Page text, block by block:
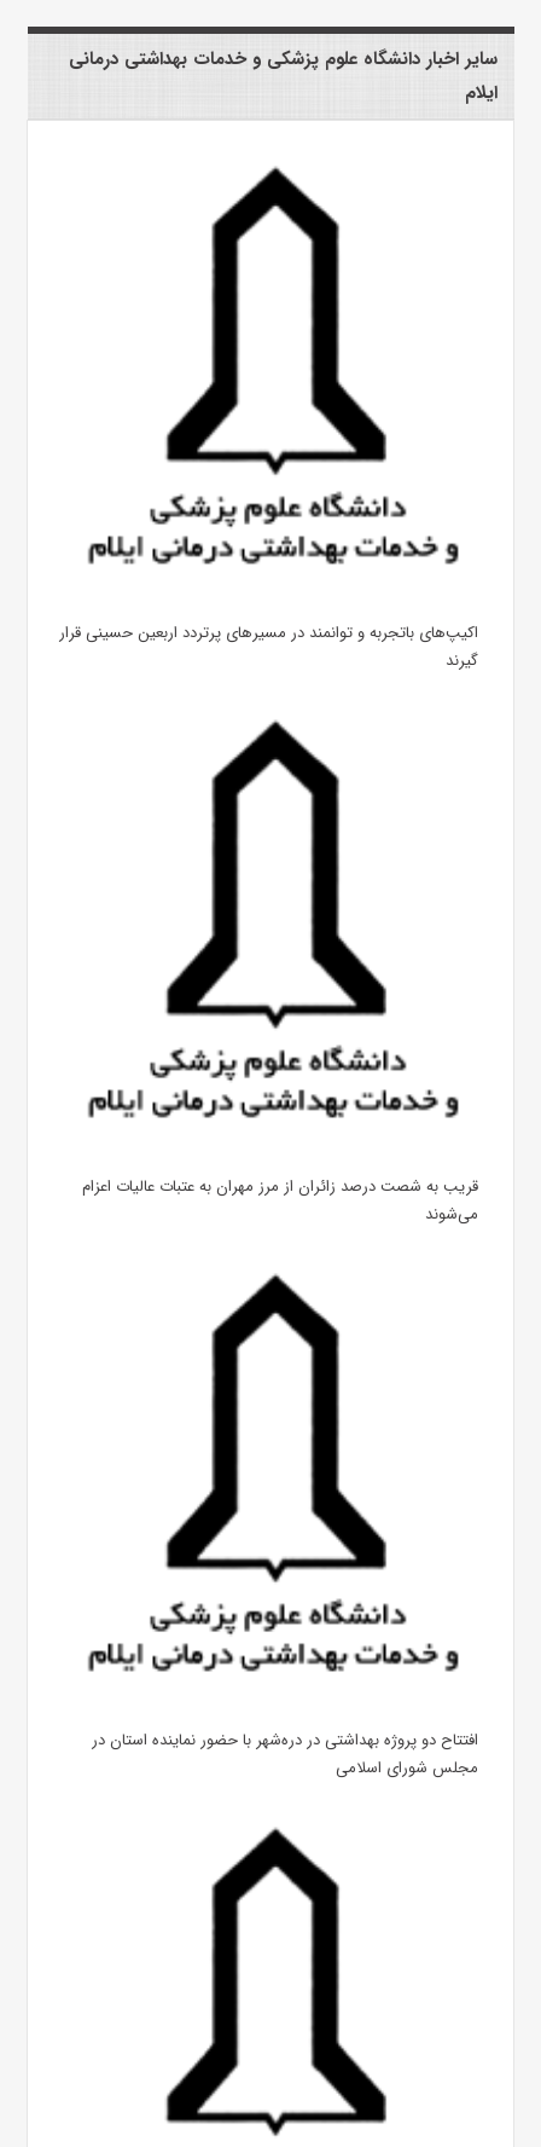
سایر اخبار دانشگاه علوم پزشکی و خدمات بهداشتی درمانی
ایلام
اکیپ‌های باتجربه و توانمند در مسیرهای پرتردد اربعین حسینی قرار
گیرند
قریب به شصت درصد زائران از مرز مهران به عتبات عالیات اعزام
می‌شوند
افتتاح دو پروژه بهداشتی در دره‌شهر با حضور نماینده استان در
مجلس شورای اسلامی